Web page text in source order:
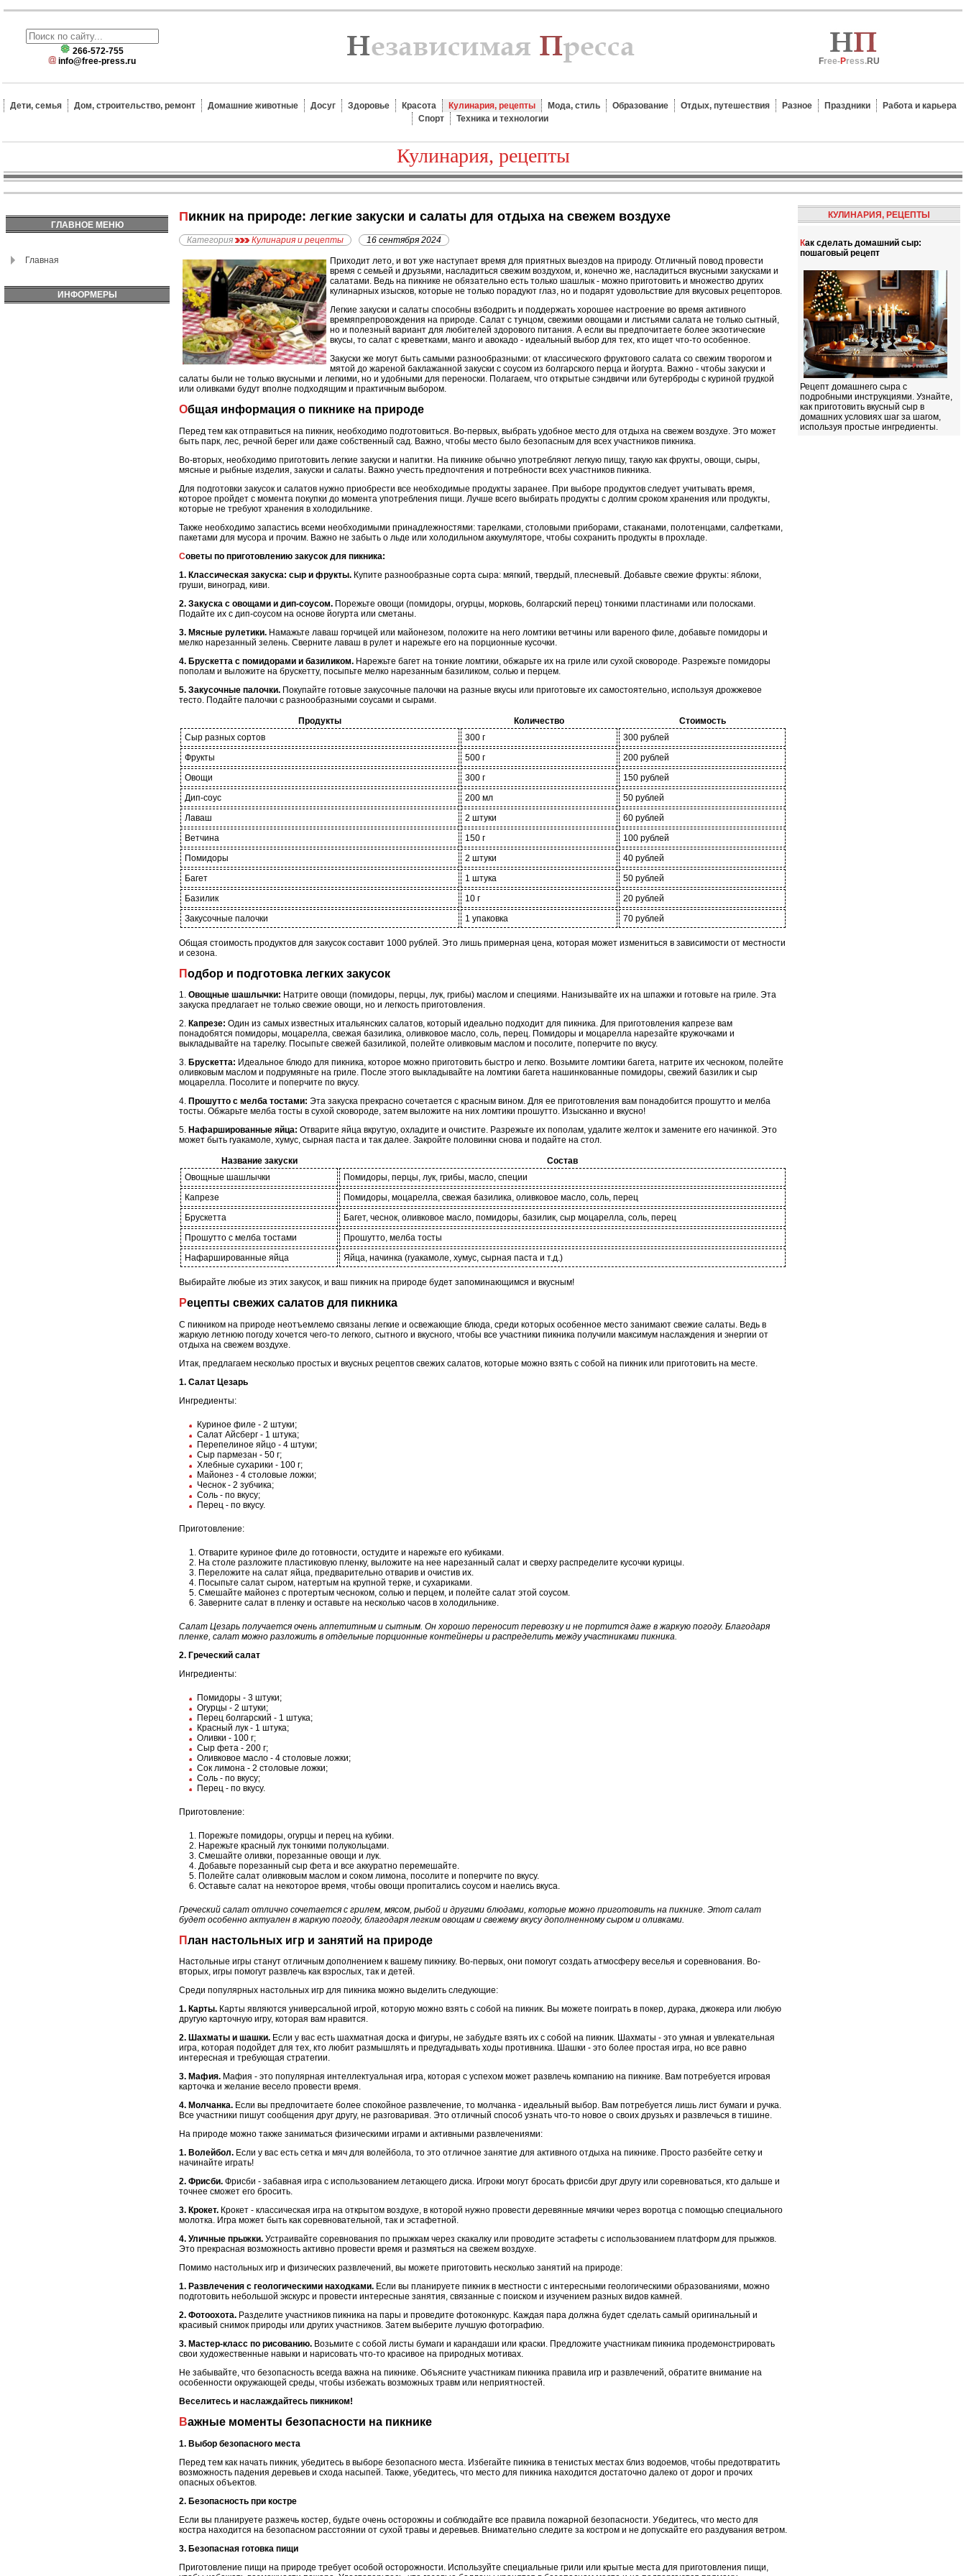
266-572-755
info@free-press.ru
Free-Press.RU
Дети, семья Дом, строительство, ремонт Домашние животные Досуг Здоровье Красота Кулинария, рецепты Мода, стиль Образование Отдых, путешествия Разное Праздники
Работа и карьера
Спорт
Техника и технологии
Кулинария, рецепты
ГЛАВНОЕ МЕНЮ
Главная
ИНФОРМЕРЫ
Пикник на природе: легкие закуски и салаты для отдыха на свежем воздухе
Категория Кулинария и рецепты 16 сентября 2024
Приходит лето, и вот уже наступает время для приятных выездов на природу. Отличный повод провести
время с семьей и друзьями, насладиться свежим воздухом, и, конечно же, насладиться вкусными закусками и
салатами. Ведь на пикнике не обязательно есть только шашлык - можно приготовить и множество других
кулинарных изысков, которые не только порадуют глаз, но и подарят удовольствие для вкусовых рецепторов.
Легкие закуски и салаты способны взбодрить и поддержать хорошее настроение во время активного
времяпрепровождения на природе. Салат с тунцом, свежими овощами и листьями салата не только сытный,
но и полезный вариант для любителей здорового питания. А если вы предпочитаете более экзотические
вкусы, то салат с креветками, манго и авокадо - идеальный выбор для тех, кто ищет что-то особенное.
Закуски же могут быть самыми разнообразными: от классического фруктового салата со свежим творогом и
мятой до жареной баклажанной закуски с соусом из болгарского перца и йогурта. Важно - чтобы закуски и
салаты были не только вкусными и легкими, но и удобными для переноски. Полагаем, что открытые сэндвичи или бутерброды с куриной грудкой
или оливками будут вполне подходящим и практичным выбором.
Общая информация о пикнике на природе
Перед тем как отправиться на пикник, необходимо подготовиться. Во-первых, выбрать удобное место для отдыха на свежем воздухе. Это может
быть парк, лес, речной берег или даже собственный сад. Важно, чтобы место было безопасным для всех участников пикника.
Во-вторых, необходимо приготовить легкие закуски и напитки. На пикнике обычно употребляют легкую пищу, такую как фрукты, овощи, сыры,
мясные и рыбные изделия, закуски и салаты. Важно учесть предпочтения и потребности всех участников пикника.
Для подготовки закусок и салатов нужно приобрести все необходимые продукты заранее. При выборе продуктов следует учитывать время,
которое пройдет с момента покупки до момента употребления пищи. Лучше всего выбирать продукты с долгим сроком хранения или продукты,
которые не требуют хранения в холодильнике.
Также необходимо запастись всеми необходимыми принадлежностями: тарелками, столовыми приборами, стаканами, полотенцами, салфетками,
пакетами для мусора и прочим. Важно не забыть о льде или холодильном аккумуляторе, чтобы сохранить продукты в прохладе.
Советы по приготовлению закусок для пикника:
1. Классическая закуска: сыр и фрукты. Купите разнообразные сорта сыра: мягкий, твердый, плесневый. Добавьте свежие фрукты: яблоки,
груши, виноград, киви.
2. Закуска с овощами и дип-соусом. Порежьте овощи (помидоры, огурцы, морковь, болгарский перец) тонкими пластинами или полосками.
Подайте их с дип-соусом на основе йогурта или сметаны.
3. Мясные рулетики. Намажьте лаваш горчицей или майонезом, положите на него ломтики ветчины или вареного филе, добавьте помидоры и
мелко нарезанный зелень. Сверните лаваш в рулет и нарежьте его на порционные кусочки.
4. Брускетта с помидорами и базиликом. Нарежьте багет на тонкие ломтики, обжарьте их на гриле или сухой сковороде. Разрежьте помидоры
пополам и выложите на брускетту, посыпьте мелко нарезанным базиликом, солью и перцем.
5. Закусочные палочки. Покупайте готовые закусочные палочки на разные вкусы или приготовьте их самостоятельно, используя дрожжевое
тесто. Подайте палочки с разнообразными соусами и сырами.
Продукты Количество
Стоимость
Сыр разных сортов
300 г
300 рублей
Фрукты
500 г
200 рублей
Овощи
300 г
150 рублей
Дип-соус
200 мл
50 рублей
Лаваш
2 штуки
60 рублей
Ветчина
150 г
100 рублей
Помидоры
2 штуки
40 рублей
Багет
1 штука
50 рублей
Базилик
10 г
20 рублей
Закусочные палочки
1 упаковка 70 рублей
Общая стоимость продуктов для закусок составит 1000 рублей. Это лишь примерная цена, которая может измениться в зависимости от местности
и сезона.
Подбор и подготовка легких закусок
1. Овощные шашлычки: Натрите овощи (помидоры, перцы, лук, грибы) маслом и специями. Нанизывайте их на шпажки и готовьте на гриле. Эта
закуска предлагает не только свежие овощи, но и легкость приготовления.
2. Капрезе: Один из самых известных итальянских салатов, который идеально подходит для пикника. Для приготовления капрезе вам
понадобятся помидоры, моцарелла, свежая базилика, оливковое масло, соль, перец. Помидоры и моцарелла нарезайте кружочками и
выкладывайте на тарелку. Посыпьте свежей базиликой, полейте оливковым маслом и посолите, поперчите по вкусу.
3. Брускетта: Идеальное блюдо для пикника, которое можно приготовить быстро и легко. Возьмите ломтики багета, натрите их чесноком, полейте
оливковым маслом и подрумяньте на гриле. После этого выкладывайте на ломтики багета нашинкованные помидоры, свежий базилик и сыр
моцарелла. Посолите и поперчите по вкусу.
4. Прошутто с мелба тостами: Эта закуска прекрасно сочетается с красным вином. Для ее приготовления вам понадобится прошутто и мелба
тосты. Обжарьте мелба тосты в сухой сковороде, затем выложите на них ломтики прошутто. Изысканно и вкусно!
5. Нафаршированные яйца: Отварите яйца вкрутую, охладите и очистите. Разрежьте их пополам, удалите желток и замените его начинкой. Это
может быть гуакамоле, хумус, сырная паста и так далее. Закройте половинки снова и подайте на стол.
Название закуски
Состав
Овощные шашлычки
Помидоры, перцы, лук, грибы, масло, специи
Капрезе
Помидоры, моцарелла, свежая базилика, оливковое масло, соль, перец
Брускетта
Багет, чеснок, оливковое масло, помидоры, базилик, сыр моцарелла, соль, перец
Прошутто с мелба тостами
Прошутто, мелба тосты
Нафаршированные яйца
Яйца, начинка (гуакамоле, хумус, сырная паста и т.д.)
Выбирайте любые из этих закусок, и ваш пикник на природе будет запоминающимся и вкусным!
Рецепты свежих салатов для пикника
С пикником на природе неотъемлемо связаны легкие и освежающие блюда, среди которых особенное место занимают свежие салаты. Ведь в
жаркую летнюю погоду хочется чего-то легкого, сытного и вкусного, чтобы все участники пикника получили максимум наслаждения и энергии от
отдыха на свежем воздухе.
Итак, предлагаем несколько простых и вкусных рецептов свежих салатов, которые можно взять с собой на пикник или приготовить на месте.
1. Салат Цезарь
Ингредиенты:
Куриное филе - 2 штуки;
Салат Айсберг - 1 штука;
Перепелиное яйцо - 4 штуки;
Сыр пармезан - 50 г;
Хлебные сухарики - 100 г;
Майонез - 4 столовые ложки;
Чеснок - 2 зубчика;
Соль - по вкусу;
Перец - по вкусу.
Приготовление:
Отварите куриное филе до готовности, остудите и нарежьте его кубиками.
На столе разложите пластиковую пленку, выложите на нее нарезанный салат и сверху распределите кусочки курицы.
Переложите на салат яйца, предварительно отварив и очистив их.
Посыпьте салат сыром, натертым на крупной терке, и сухариками.
Смешайте майонез с протертым чесноком, солью и перцем, и полейте салат этой соусом.
Заверните салат в пленку и оставьте на несколько часов в холодильнике.
Салат Цезарь получается очень аппетитным и сытным. Он хорошо переносит перевозку и не портится даже в жаркую погоду. Благодаря
пленке, салат можно разложить в отдельные порционные контейнеры и распределить между участниками пикника.
2. Греческий салат
Ингредиенты:
Помидоры - 3 штуки;
Огурцы - 2 штуки;
Перец болгарский - 1 штука;
Красный лук - 1 штука;
Оливки - 100 г;
Сыр фета - 200 г;
Оливковое масло - 4 столовые ложки;
Сок лимона - 2 столовые ложки;
Соль - по вкусу;
Перец - по вкусу.
Приготовление:
Порежьте помидоры, огурцы и перец на кубики.
Нарежьте красный лук тонкими полукольцами.
Смешайте оливки, порезанные овощи и лук.
Добавьте порезанный сыр фета и все аккуратно перемешайте.
Полейте салат оливковым маслом и соком лимона, посолите и поперчите по вкусу.
Оставьте салат на некоторое время, чтобы овощи пропитались соусом и наелись вкуса.
Греческий салат отлично сочетается с грилем, мясом, рыбой и другими блюдами, которые можно приготовить на пикнике. Этот салат
будет особенно актуален в жаркую погоду, благодаря легким овощам и свежему вкусу дополненному сыром и оливками.
План настольных игр и занятий на природе
Настольные игры станут отличным дополнением к вашему пикнику. Во-первых, они помогут создать атмосферу веселья и соревнования. Во-
вторых, игры помогут развлечь как взрослых, так и детей.
Среди популярных настольных игр для пикника можно выделить следующие:
1. Карты. Карты являются универсальной игрой, которую можно взять с собой на пикник. Вы можете поиграть в покер, дурака, джокера или любую
другую карточную игру, которая вам нравится.
2. Шахматы и шашки. Если у вас есть шахматная доска и фигуры, не забудьте взять их с собой на пикник. Шахматы - это умная и увлекательная
игра, которая подойдет для тех, кто любит размышлять и предугадывать ходы противника. Шашки - это более простая игра, но все равно
интересная и требующая стратегии.
3. Мафия. Мафия - это популярная интеллектуальная игра, которая с успехом может развлечь компанию на пикнике. Вам потребуется игровая
карточка и желание весело провести время.
4. Молчанка. Если вы предпочитаете более спокойное развлечение, то молчанка - идеальный выбор. Вам потребуется лишь лист бумаги и ручка.
Все участники пишут сообщения друг другу, не разговаривая. Это отличный способ узнать что-то новое о своих друзьях и развлечься в тишине.
На природе можно также заниматься физическими играми и активными развлечениями:
1. Волейбол. Если у вас есть сетка и мяч для волейбола, то это отличное занятие для активного отдыха на пикнике. Просто разбейте сетку и
начинайте играть!
2. Фрисби. Фрисби - забавная игра с использованием летающего диска. Игроки могут бросать фрисби друг другу или соревноваться, кто дальше и
точнее сможет его бросить.
3. Крокет. Крокет - классическая игра на открытом воздухе, в которой нужно провести деревянные мячики через воротца с помощью специального
молотка. Игра может быть как соревновательной, так и эстафетной.
4. Уличные прыжки. Устраивайте соревнования по прыжкам через скакалку или проводите эстафеты с использованием платформ для прыжков.
Это прекрасная возможность активно провести время и размяться на свежем воздухе.
Помимо настольных игр и физических развлечений, вы можете приготовить несколько занятий на природе:
1. Развлечения с геологическими находками. Если вы планируете пикник в местности с интересными геологическими образованиями, можно
подготовить небольшой экскурс и провести интересные занятия, связанные с поиском и изучением разных видов камней.
2. Фотоохота. Разделите участников пикника на пары и проведите фотоконкурс. Каждая пара должна будет сделать самый оригинальный и
красивый снимок природы или других участников. Затем выберите лучшую фотографию.
3. Мастер-класс по рисованию. Возьмите с собой листы бумаги и карандаши или краски. Предложите участникам пикника продемонстрировать
свои художественные навыки и нарисовать что-то красивое на природных мотивах.
Не забывайте, что безопасность всегда важна на пикнике. Объясните участникам пикника правила игр и развлечений, обратите внимание на
особенности окружающей среды, чтобы избежать возможных травм или неприятностей.
Веселитесь и наслаждайтесь пикником!
Важные моменты безопасности на пикнике
1. Выбор безопасного места
Перед тем как начать пикник, убедитесь в выборе безопасного места. Избегайте пикника в тенистых местах близ водоемов, чтобы предотвратить
возможность падения деревьев и схода насыпей. Также, убедитесь, что место для пикника находится достаточно далеко от дорог и прочих
опасных объектов.
2. Безопасность при костре
Если вы планируете разжечь костер, будьте очень осторожны и соблюдайте все правила пожарной безопасности. Убедитесь, что место для
костра находится на безопасном расстоянии от сухой травы и деревьев. Внимательно следите за костром и не допускайте его раздувания ветром.
3. Безопасная готовка пищи
Приготовление пищи на природе требует особой осторожности. Используйте специальные грили или крытые места для приготовления пищи,
КУЛИНАРИЯ, РЕЦЕПТЫ
Как сделать домашний сыр:
пошаговый рецепт
Рецепт домашнего сыра с
подробными инструкциями. Узнайте,
как приготовить вкусный сыр в
домашних условиях шаг за шагом,
используя простые ингредиенты.